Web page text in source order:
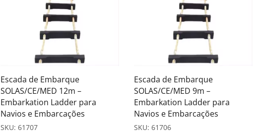
Escada de Embarque
SOLAS/CE/MED 12m –
Embarkation Ladder para
Navios e Embarcações
SKU:61707
Escada de Embarque
SOLAS/CE/MED 9m –
Embarkation Ladder para
Navios e Embarcações
SKU:61706